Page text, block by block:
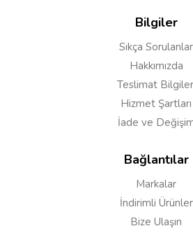
Bilgiler
Sıkça Sorulanlar
Hakkımızda
Teslimat
Hizmet Şartları
İade ve
Bağlantılar
Markalar
İndirimli Ürünler
Bize Ulaşın